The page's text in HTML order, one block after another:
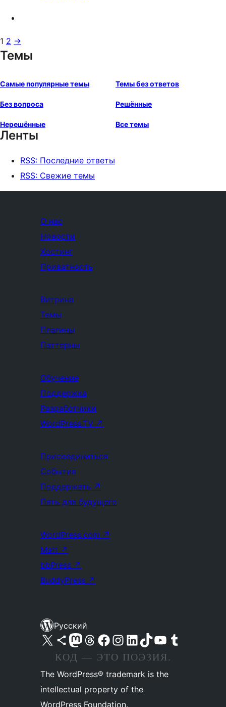
1 2 →
Темы
Самые популярные темы Темы без ответов
Без вопроса Решённые
Нерешённые Все темы
Ленты
RSS: Последние ответы
RSS: Свежие темы
О нас
Новости
Хостинг
Приватность
Витрина
Темы
Плагины
Паттерны
Обучение
Поддержка
Разработчики
WordPress.TV ↗
Присоединиться
События
Поддержать ↗
Пять для будущего
WordPress.com ↗
Matt ↗
bbPress ↗
BuddyPress ↗
Русский
Посетите нас в X (ранее Twitter)
Посетите нашу учётную запись в Bluesky
Посетите нашу ленту в Mastodon
Посетите нашу учётную запись в Threads
Посетите нашу страницу на Facebook
Посетите наш Instagram
Посетите нашу страницу в LinkedIn
Посетите нашу учётную запись в TikTok
Посетите наш канал YouTube
Посетите нашу учётную запись в Tumblr
КОД — ЭТО ПОЭЗИЯ.
The WordPress® trademark is the
intellectual property of the
WordPress Foundation.